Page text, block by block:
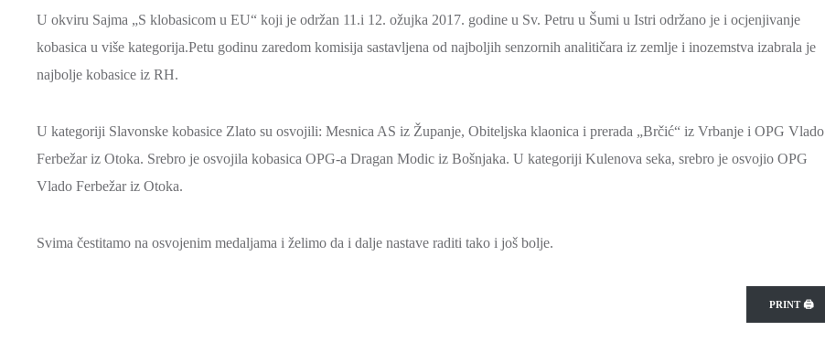
U okviru Sajma „S klobasicom u EU“ koji je održan 11.i 12. ožujka 2017. godine u Sv. Petru u Šumi u Istri održano je i ocjenjivanje
kobasica u više kategorija.Petu godinu zaredom komisija sastavljena od najboljih senzornih analitičara iz zemlje i inozemstva izabrala je
najbolje kobasice iz RH.
U kategoriji Slavonske kobasice Zlato su osvojili: Mesnica AS iz Županje, Obiteljska klaonica i prerada „Brčić“ iz Vrbanje i OPG Vlado
Ferbežar iz Otoka. Srebro je osvojila kobasica OPG-a Dragan Modic iz Bošnjaka. U kategoriji Kulenova seka, srebro je osvojio OPG
Vlado Ferbežar iz Otoka.
Svima čestitamo na osvojenim medaljama i želimo da i dalje nastave raditi tako i još bolje.
PRINT 🖨